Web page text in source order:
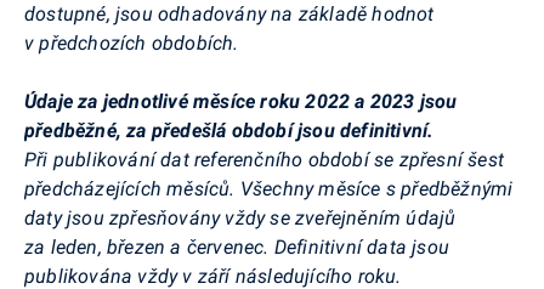
dostupné, jsou odhadovány na základě hodnot
v předchozích obdobích.
Údaje za jednotlivé měsíce roku 2022 a 2023 jsou
předběžné, za předešlá období jsou definitivní.
Při publikování dat referenčního období se zpřesní šest
předcházejících měsíců. Všechny měsíce s předběžnými
daty jsou zpřesňovány vždy se zveřejněním údajů
za leden, březen a červenec. Definitivní data jsou
publikována vždy v září následujícího roku.